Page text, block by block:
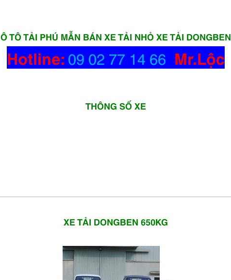
Ô TÔ TẢI PHÚ MẪN BÁN XE TẢI NHỎ XE TẢI DONGBEN
Hotline: 09 02 77 14 66 Mr.Lộc
THÔNG SỐ XE
XE TẢI DONGBEN 650KG